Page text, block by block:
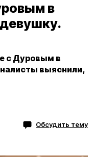
в
с Дуровым в
выяснили,
Обсудить тему